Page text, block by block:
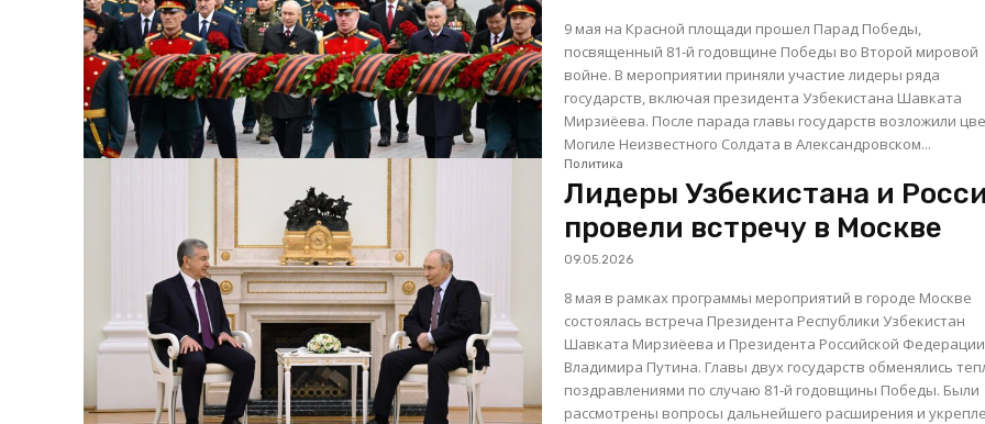
9 мая на Красной площади прошел Парад Победы,
посвященный 81-й годовщине Победы во Второй мировой
войне. В мероприятии приняли участие лидеры ряда
государств, включая президента Узбекистана Шавката
Мирзиёева. После парада главы государств возложили цветы к
Могиле Неизвестного Солдата в Александровском...
Политика
Лидеры Узбекистана и
провели встречу в Москве
09.05.2026
8 мая в рамках программы мероприятий в городе Москве
состоялась встреча Президента Республики Узбекистан
Шавката Мирзиёева и Президента Российской Федерации
Владимира Путина. Главы двух государств обменялись теплыми
поздравлениями по случаю 81-й годовщины Победы. Были
рассмотрены вопросы дальнейшего расширения и